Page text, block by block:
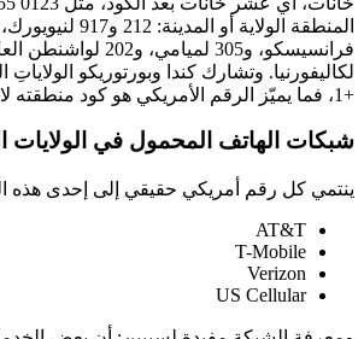
لكاليفورنيا. وتشارك كندا وبورتوريكو
+1، فما يميّز الرقم الأمريكي هو كود منطقته لا كود الدولة.
شبكات الهاتف المحمول في الولايات
ينتمي كل رقم أمريكي حقيقي إلى إحدى هذه
AT&T
T-Mobile
Verizon
US Cellular